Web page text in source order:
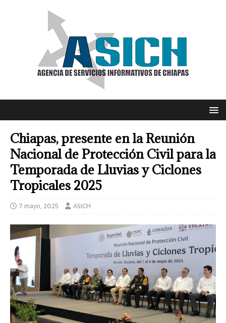
Chiapas, presente en la Reunión
Nacional de Protección Civil para la
Temporada de Lluvias y Ciclones
Tropicales 2025
7 mayo, 2025 ASICH